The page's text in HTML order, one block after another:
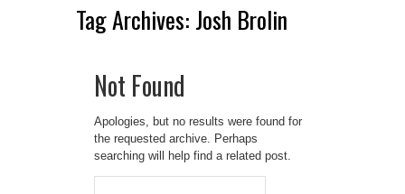
Tag Archives: Josh Brolin
Not Found
Apologies, but no results were found for
the requested archive. Perhaps
searching will help find a related post.